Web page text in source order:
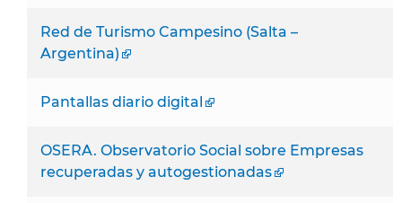
Red de Turismo Campesino (Salta –
Argentina)
Pantallas diario digital
OSERA. Observatorio Social sobre Empresas
recuperadas y autogestionadas